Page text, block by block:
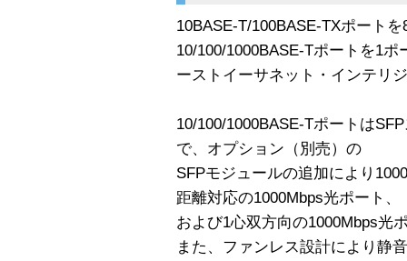
10BASE-T/100BASE-TXポート
10/100/1000BASE-Tポートを1
ーストイーサネット・インテリ
10/100/1000BASE-Tポートは
で、オプション（別売）の
SFPモジュールの追加により
距離対応の1000Mbps光ポート、
および1心双方向の1000Mbps光
また、ファンレス設計により静